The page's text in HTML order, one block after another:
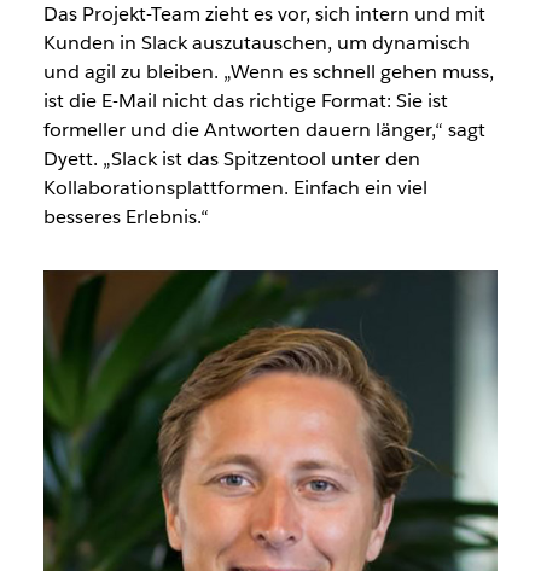
Das Projekt-Team zieht es vor, sich intern und mit
Kunden in Slack auszutauschen, um dynamisch
und agil zu bleiben. „Wenn es schnell gehen muss,
ist die E-Mail nicht das richtige Format: Sie ist
formeller und die Antworten dauern länger,“ sagt
Dyett. „Slack ist das Spitzentool unter den
Kollaborationsplattformen. Einfach ein viel
besseres Erlebnis.“